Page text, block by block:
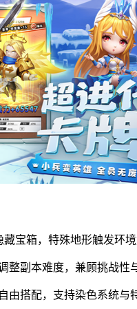
宝箱，特殊地形触发环
整副本难度，兼顾挑战性
由搭配，支持染色系统与